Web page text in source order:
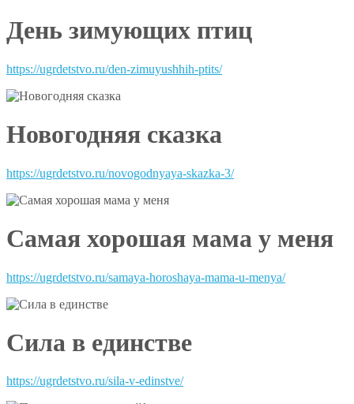
День зимующих птиц
https://ugrdetstvo.ru/den-zimuyushhih-ptits/
Новогодняя сказка
https://ugrdetstvo.ru/novogodnyaya-skazka-3/
Самая хорошая мама у меня
https://ugrdetstvo.ru/samaya-horoshaya-mama-u-menya/
Сила в единстве
https://ugrdetstvo.ru/sila-v-edinstve/